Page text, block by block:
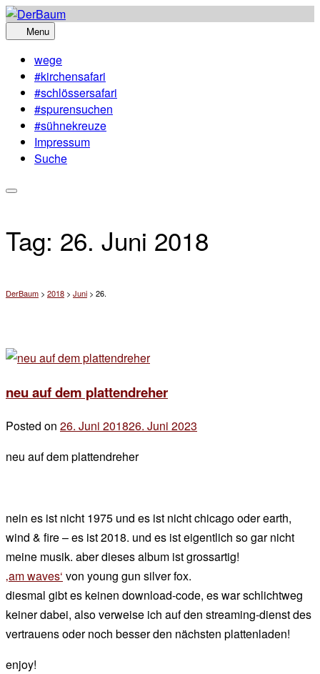
Skip
to
Menu
wege
#kirchensafari
#schlössersafari
#spurensuchen
#sühnekreuze
Impressum
Suche
Tag: 26. Juni 2018
DerBaum > 2018 > Juni > 26.
neu auf dem plattendreher
Posted on 26. Juni 201826. Juni 2023
neu auf dem plattendreher
nein es ist nicht 1975 und es ist nicht chicago oder earth,
wind & fire – es ist 2018. und es ist eigentlich so gar nicht
meine musik. aber dieses album ist grossartig!
‚am waves‘ von young gun silver fox.
diesmal gibt es keinen download-code, es war schlichtweg
keiner dabei, also verweise ich auf den streaming-dienst des
vertrauens oder noch besser den nächsten plattenladen!
enjoy!